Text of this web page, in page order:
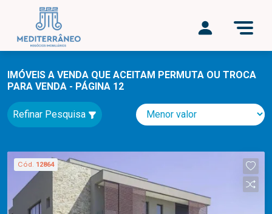
IMÓVEIS A VENDA QUE ACEITAM PERMUTA OU TROCA
PARA VENDA - PÁGINA 12
Refinar Pesquisa
Cód. 12864